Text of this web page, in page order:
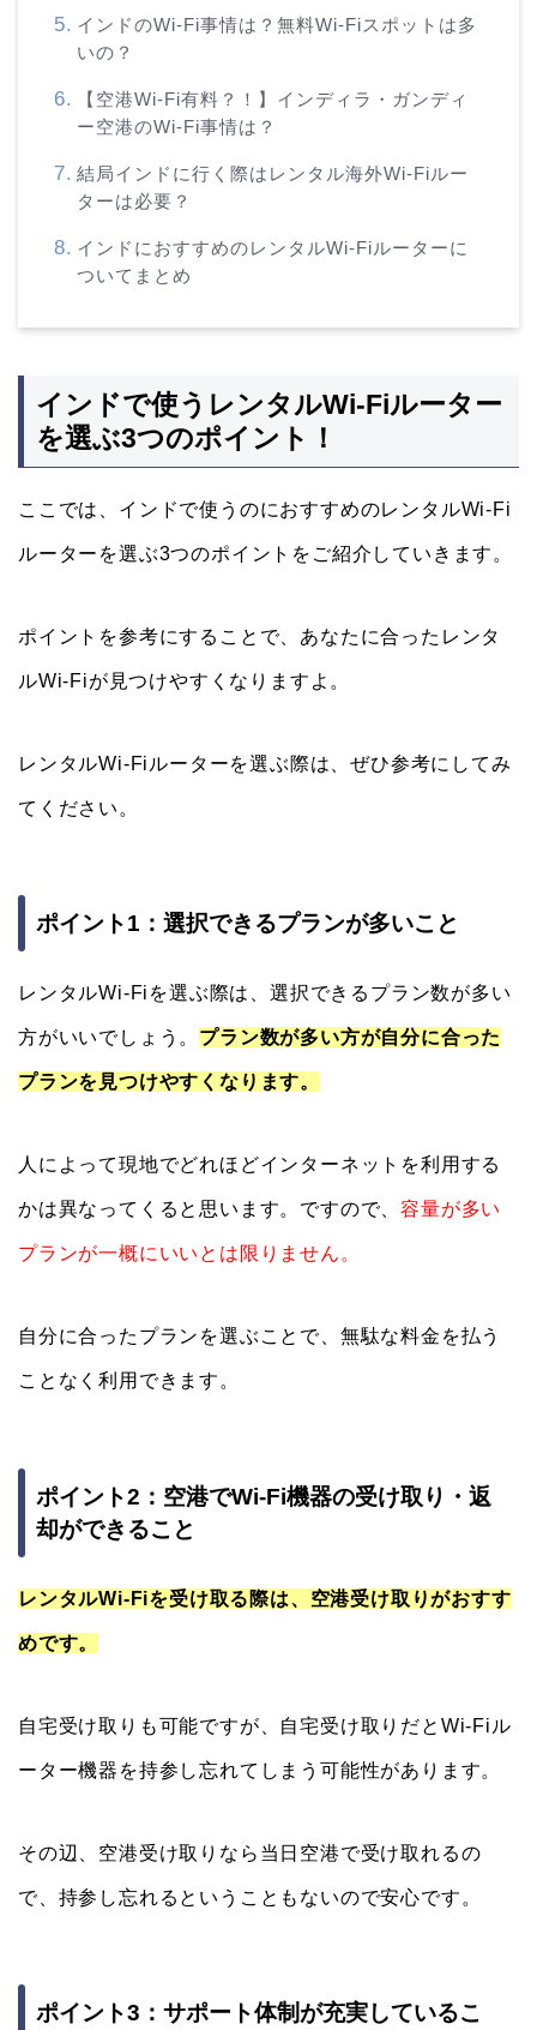
インドのWi-Fi事情は？無料Wi-Fiスポットは多
いの？
【空港Wi-Fi有料？！】インディラ・ガンディ
ー空港のWi-Fi事情は？
結局インドに行く際はレンタル海外Wi-Fiルー
ターは必要？
インドにおすすめのレンタルWi-Fiルーターに
ついてまとめ
インドで使うレンタルWi-Fiルーター
を選ぶ3つのポイント！
ここでは、インドで使うのにおすすめのレンタルWi-Fi
ルーターを選ぶ3つのポイントをご紹介していきます。
ポイントを参考にすることで、あなたに合ったレンタ
ルWi-Fiが見つけやすくなりますよ。
レンタルWi-Fiルーターを選ぶ際は、ぜひ参考にしてみ
てください。
ポイント1：選択できるプランが多いこと
レンタルWi-Fiを選ぶ際は、選択できるプラン数が多い
方がいいでしょう。 プラン数が多い方が自分に合った
プランを見つけやすくなります。
人によって現地でどれほどインターネットを利用する
かは異なってくると思います。ですので、容量が多い
プランが一概にいいとは限りません。
自分に合ったプランを選ぶことで、無駄な料金を払う
ことなく利用できます。
ポイント2：空港でWi-Fi機器の受け取り・返
却ができること
レンタルWi-Fiを受け取る際は、空港受け取りがおすす
めです。
自宅受け取りも可能ですが、自宅受け取りだとWi-Fiル
ーター機器を持参し忘れてしまう可能性があります。
その辺、空港受け取りなら当日空港で受け取れるの
で、持参し忘れるということもないので安心です。
ポイント3：サポート体制が充実しているこ